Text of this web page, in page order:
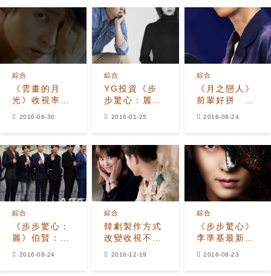
聯手
《雲畫的月
光》收視率倍
綜合
2016-08-30
YG投資《步
步驚心：麗》
綜合
2016-01-25
《月之戀人》
前輩好拼
綜合
2016-08-24
《步步驚心：
麗》伯賢：向
綜合
2016-08-24
韓劇製作方式
改變收視不佳
綜合
2016-12-19
《步步驚心》
李準基最新劇
綜合
2016-08-23